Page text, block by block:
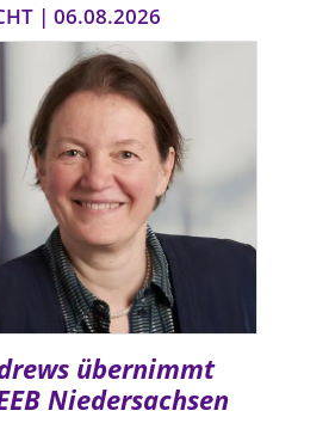
| 06.08.2026
übernimmt
Niedersachsen